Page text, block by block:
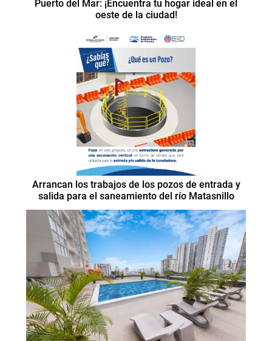
Puerto del Mar: ¡Encuentra tu hogar ideal en el
oeste de la ciudad!
Arrancan los trabajos de los pozos de entrada y
salida para el saneamiento del río Matasnillo